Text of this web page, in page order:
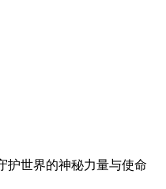
护世界的神秘力量与使命